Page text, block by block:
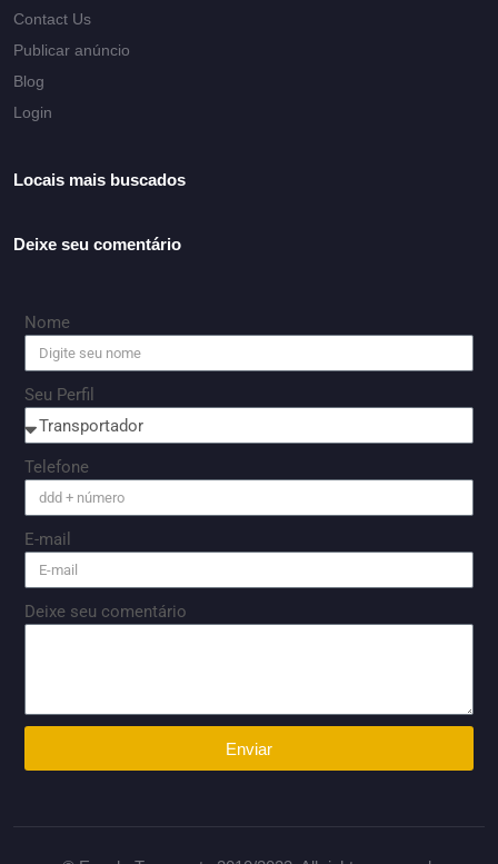
Contact Us
Publicar anúncio
Blog
Login
Locais mais buscados
Deixe seu comentário
Nome
Seu Perfil
Telefone
E-mail
Deixe seu comentário
Enviar